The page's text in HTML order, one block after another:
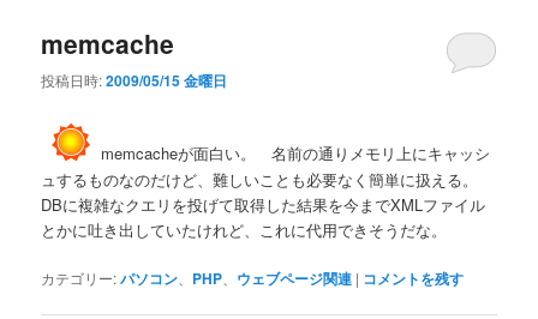
memcache
投稿日時:2009/05/15 金曜日
memcacheが面白い。 名前の通りメモリ上にキャッシ
ュするものなのだけど、難しいことも必要なく簡単に扱える。
DBに複雑なクエリを投げて取得した結果を今までXMLファイル
とかに吐き出していたけれど、これに代用できそうだな。
カテゴリー:パソコン PHP ウェブページ関連 | コメントを残す